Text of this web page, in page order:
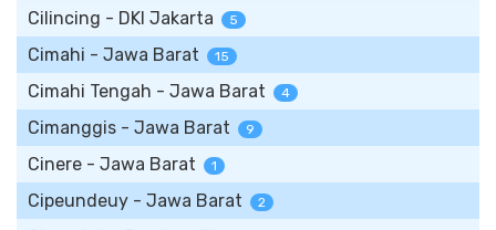
Cilincing - DKI Jakarta 5
Cimahi - Jawa Barat 15
Cimahi Tengah - Jawa Barat 4
Cimanggis - Jawa Barat 9
Cinere - Jawa Barat 1
Cipeundeuy - Jawa Barat 2